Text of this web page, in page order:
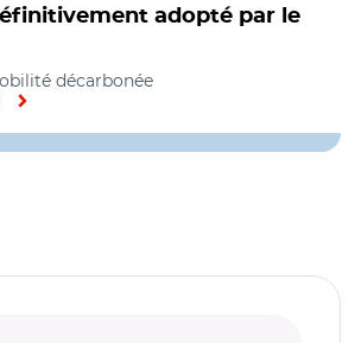
adopté par le
décarbonée